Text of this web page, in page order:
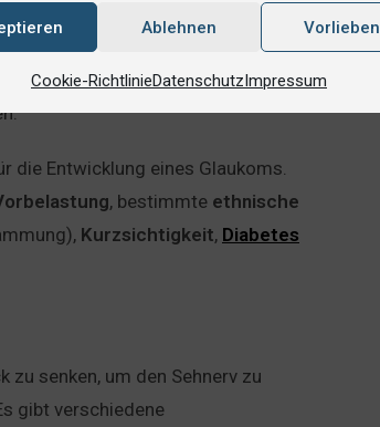
Ablehnen Vorlieben
Cookie-RichtlinieDatenschutzImpressum
wie eineVerletzung
des Auges,
Medikamente. Es gibt auch
die Entwicklung eines Glaukoms.
, bestimmte ethnische
Kurzsichtigkeit, Diabetes
zu senken, um den Sehnerv zu
gibt verschiedene